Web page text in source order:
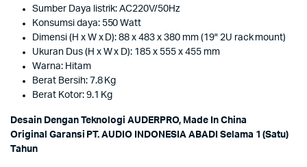
Sumber Daya listrik: AC220V/50Hz
Konsumsi daya: 550 Watt
Dimensi (H x W x D): 88 x 483 x 380 mm (19" 2U rack mount)
Ukuran Dus (H x W x D): 185 x 555 x 455 mm
Warna: Hitam
Berat Bersih: 7.8 Kg
Berat Kotor: 9.1 Kg
Desain Dengan Teknologi AUDERPRO, Made In China
Original Garansi PT. AUDIO INDONESIA ABADI Selama 1 (Satu)
Tahun